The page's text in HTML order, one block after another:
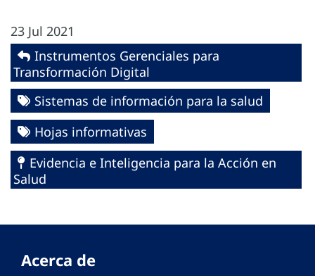
23 Jul 2021
Instrumentos Gerenciales para
Transformación Digital
Sistemas de información para la salud
Hojas informativas
Evidencia e Inteligencia para la Acción en
Salud
Acerca de